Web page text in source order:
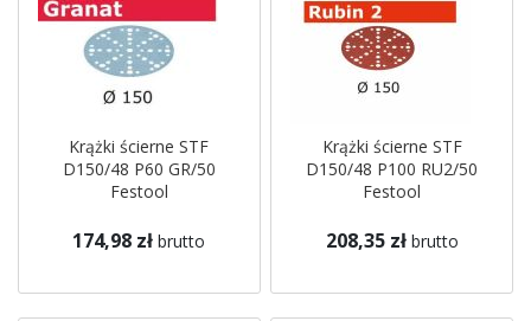
Krążki ścierne STF
D150/48 P60 GR/50
Festool
174,98 zł brutto
Krążki ścierne STF
D150/48 P100 RU2/50
Festool
208,35 zł brutto